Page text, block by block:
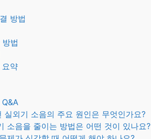
방법
법
요약
실외기 소음의 주요 원인은 무엇인가요?
소음을 줄이는 방법은 어떤 것이 있나요?